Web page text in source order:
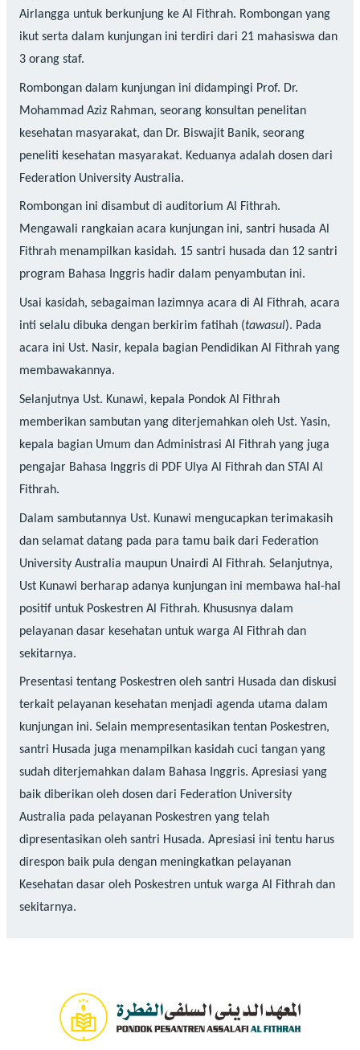
Airlangga untuk berkunjung ke Al Fithrah. Rombongan yang
ikut serta dalam kunjungan ini terdiri dari 21 mahasiswa dan
3 orang staf.
Rombongan dalam kunjungan ini didampingi Prof. Dr.
Mohammad Aziz Rahman, seorang konsultan penelitan
kesehatan masyarakat, dan Dr. Biswajit Banik, seorang
peneliti kesehatan masyarakat. Keduanya adalah dosen dari
Federation University Australia.
Rombongan ini disambut di auditorium Al Fithrah.
Mengawali rangkaian acara kunjungan ini, santri husada Al
Fithrah menampilkan kasidah. 15 santri husada dan 12 santri
program Bahasa Inggris hadir dalam penyambutan ini.
Usai kasidah, sebagaiman lazimnya acara di Al Fithrah, acara
inti selalu dibuka dengan berkirim fatihah (tawasul). Pada
acara ini Ust. Nasir, kepala bagian Pendidikan Al Fithrah yang
membawakannya.
Selanjutnya Ust. Kunawi, kepala Pondok Al Fithrah
memberikan sambutan yang diterjemahkan oleh Ust. Yasin,
kepala bagian Umum dan Administrasi Al Fithrah yang juga
pengajar Bahasa Inggris di PDF Ulya Al Fithrah dan STAI Al
Fithrah.
Dalam sambutannya Ust. Kunawi mengucapkan terimakasih
dan selamat datang pada para tamu baik dari Federation
University Australia maupun Unairdi Al Fithrah. Selanjutnya,
Ust Kunawi berharap adanya kunjungan ini membawa hal-hal
positif untuk Poskestren Al Fithrah. Khususnya dalam
pelayanan dasar kesehatan untuk warga Al Fithrah dan
sekitarnya.
Presentasi tentang Poskestren oleh santri Husada dan diskusi
terkait pelayanan kesehatan menjadi agenda utama dalam
kunjungan ini. Selain mempresentasikan tentan Poskestren,
santri Husada juga menampilkan kasidah cuci tangan yang
sudah diterjemahkan dalam Bahasa Inggris. Apresiasi yang
baik diberikan oleh dosen dari Federation University
Australia pada pelayanan Poskestren yang telah
dipresentasikan oleh santri Husada. Apresiasi ini tentu harus
direspon baik pula dengan meningkatkan pelayanan
Kesehatan dasar oleh Poskestren untuk warga Al Fithrah dan
sekitarnya.